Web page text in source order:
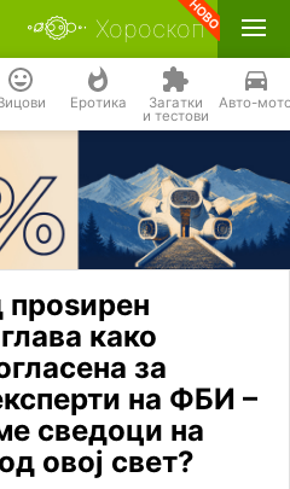
Хороскоп
Еротика Загатки
и тестови
Авто-
проѕирен
како
за
на ФБИ –
сведоци на
овој свет?